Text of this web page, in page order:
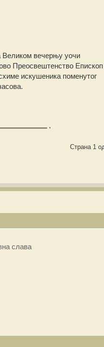
Великом вечерњу уочи
Преосвештенство Епископ
искушеника поменутог
Страна 1
слава